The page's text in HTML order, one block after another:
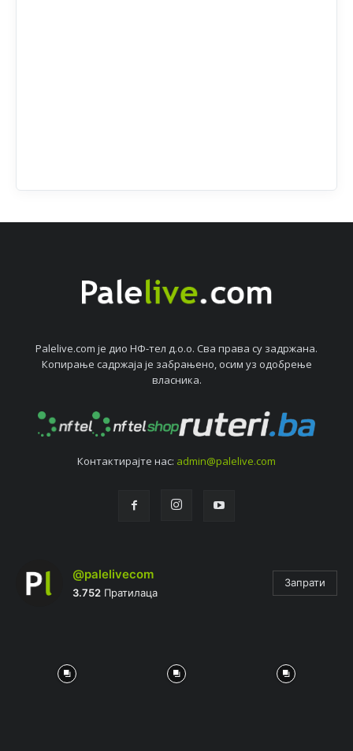
Palelive.com јe дио НФ-тeл д.о.о. Сва права су задржана.
Копирањe садржаја јe забрањeно, осим уз одобрeњe
власника.
Контактирајтe нас: admin@palelive.com
@palelivecom
3.752 Пратилаца
Запрати